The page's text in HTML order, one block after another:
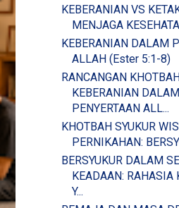
KEBERANIAN VS
MENJAGA
KEBERANIAN DALAM
ALLAH (Ester 5:1-8)
RANCANGAN
KEBERANIAN DALAM
PENYERTAAN ALL...
KHOTBAH SYUKUR
PERNIKAHAN:
BERSYUKUR DALAM
KEADAAN: RAHASIA
Y...